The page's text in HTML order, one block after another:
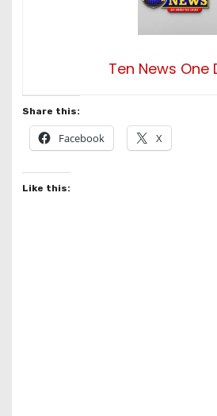
Ten News One
Share this:
Facebook X
Like this: